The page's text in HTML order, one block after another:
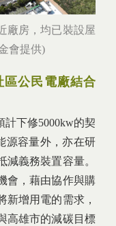
廠房，均已裝設屋
會提供)
公民電廠結合
下修5000kw的契
源容量外，亦在研
義務裝置容量。
會，藉由協作與購
新增用電的需求，
高雄市的減碳目標